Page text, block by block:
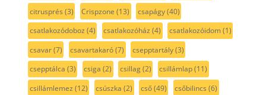
citrusprés (3) Crispzone (13) csapágy(40)
csatlakozódoboz (4) csatlakozóház (4) csatlakozóidom(1)
csavar(7) csavartakaró(7) csepptartály(3)
csepptálca (3) csiga (2) csillag(2) csillámlap(11)
csillámlemez (12) csúszka (2) cső(49) csőbilincs (6)